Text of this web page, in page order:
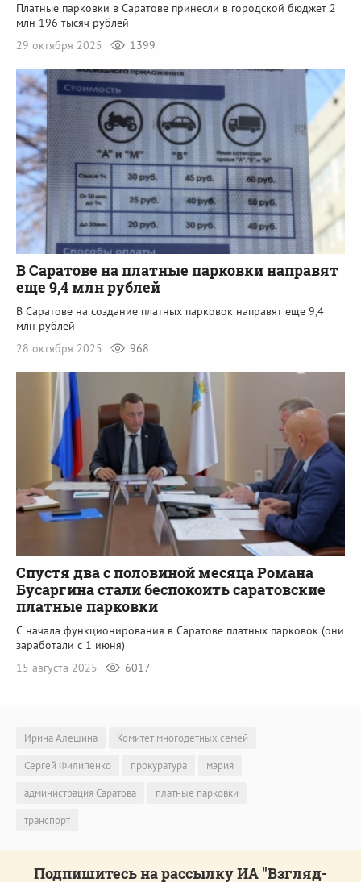
Платные парковки в Саратове принесли в городской бюджет 2
млн 196 тысяч рублей
29 октября 2025
1399
В Саратове на платные парковки направят
еще 9,4 млн рублей
В Саратове на создание платных парковок направят еще 9,4
млн рублей
28 октября 2025
968
Спустя два с половиной месяца Романа
Бусаргина стали беспокоить саратовские
платные парковки
С начала функционирования в Саратове платных парковок (они
заработали с 1 июня)
15 августа 2025
6017
Ирина Алешина
Комитет многодетных семей
Сергей Филипенко
прокуратура
мэрия
администрация Саратова
платные парковки
транспорт
Подпишитесь на рассылку ИА "Взгляд-